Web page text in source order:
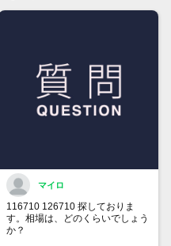
マイロ
116710 126710 探しておりま
す。相場は、どのくらいでしょう
か？